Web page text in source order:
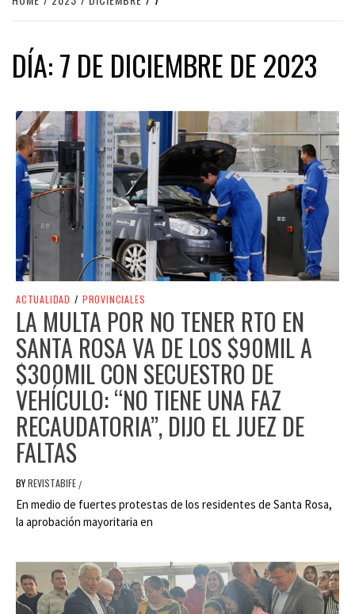
DÍA:7 DE DICIEMBRE DE 2023
ACTUALIDAD / PROVINCIALES
LA MULTA POR NO TENER RTO EN
SANTA ROSA VA DE LOS $90MIL A
$300MIL CON SECUESTRO DE
VEHÍCULO: “NO TIENE UNA FAZ
RECAUDATORIA”, DIJO EL JUEZ DE
FALTAS
BYREVISTABIFE /
En medio de fuertes protestas de los residentes de Santa Rosa,
la aprobación mayoritaria en